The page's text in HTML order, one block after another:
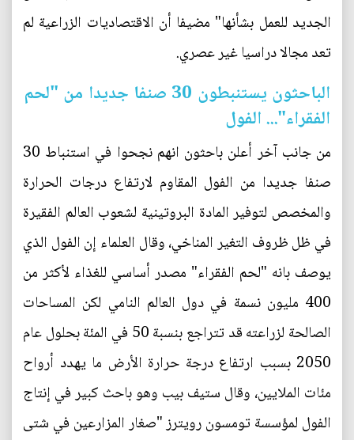
الجديد للعمل بشأنها" مضيفا أن الاقتصاديات الزراعية لم
تعد مجالا دراسيا غير عصري.
الباحثون يستنبطون 30 صنفا جديدا من "لحم
الفقراء"... الفول
من جانب آخر أعلن باحثون انهم نجحوا في استنباط 30
صنفا جديدا من الفول المقاوم لارتفاع درجات الحرارة
والمخصص لتوفير المادة البروتينية لشعوب العالم الفقيرة
في ظل ظروف التغير المناخي، وقال العلماء إن الفول الذي
يوصف بانه "لحم الفقراء" مصدر أساسي للغذاء لأكثر من
400 مليون نسمة في دول العالم النامي لكن المساحات
الصالحة لزراعته قد تتراجع بنسبة 50 في المئة بحلول عام
2050 بسبب ارتفاع درجة حرارة الأرض ما يهدد أرواح
مئات الملايين، وقال ستيف بيب وهو باحث كبير في إنتاج
الفول لمؤسسة تومسون رويترز "صغار المزارعين في شتى